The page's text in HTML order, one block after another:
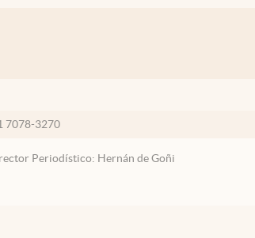
7078-3270
Periodístico: Hernán de Goñi